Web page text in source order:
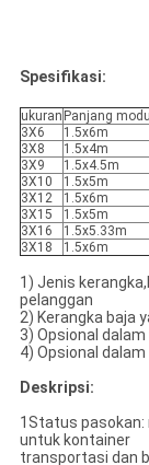
Spesifikasi:
ukuran Panjang modul
3X6
1.5x6m
3X8
1.5x4m
3X9
1.5x4.5m
3X10
1.5x5m
3X12
1.5x6m
3X15
1.5x5m
3X16
1.5x5.33m
3X18
1.5x6m
1) Jenis
pelanggan
2) Kerangka baja
3) Opsional
4) Opsional
Deskripsi:
1Status pasokan:
untuk kontainer
transportasi dan